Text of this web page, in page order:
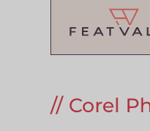
Corel